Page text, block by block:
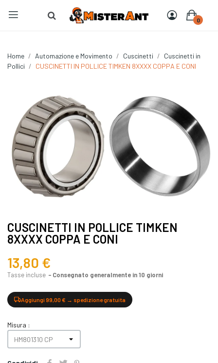
0
Home Automazione e Movimento Cuscinetti
Cuscinetti in
Pollici
CUSCINETTI IN POLLICE TIMKEN 8XXXX COPPA E CONI
CUSCINETTI IN POLLICE TIMKEN
8XXXX COPPA E CONI
13,80 €
Tasse incluse Consegnato generalmente in 10 giorni
Aggiungi 99,00 € → spedizione gratuita
Misura :